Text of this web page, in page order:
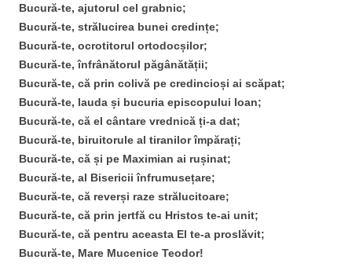
Bucură-te, ajutorul cel grabnic;
Bucură-te, strălucirea bunei credințe;
Bucură-te, ocrotitorul ortodocșilor;
Bucură-te, înfrânătorul păgânătății;
Bucură-te, că prin colivă pe credincioși ai scăpat;
Bucură-te, lauda și bucuria episcopului Ioan;
Bucură-te, că el cântare vrednică ți-a dat;
Bucură-te, biruitorule al tiranilor împărați;
Bucură-te, că și pe Maximian ai rușinat;
Bucură-te, al Bisericii înfrumusețare;
Bucură-te, că reverși raze strălucitoare;
Bucură-te, că prin jertfă cu Hristos te-ai unit;
Bucură-te, că pentru aceasta El te-a proslăvit;
Bucură-te, Mare Mucenice Teodor!